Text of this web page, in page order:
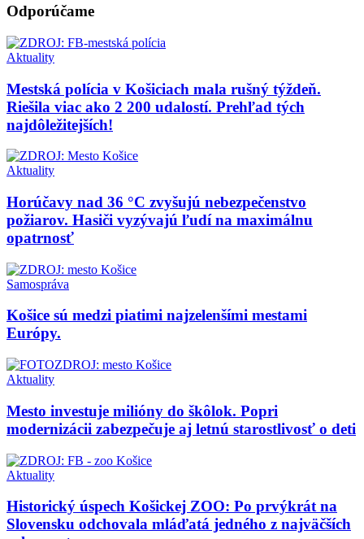
Odporúčame
Aktuality
Mestská polícia v Košiciach mala rušný týždeň.
Riešila viac ako 2 200 udalostí. Prehľad tých
najdôležitejších!
Aktuality
Horúčavy nad 36 °C zvyšujú nebezpečenstvo
požiarov. Hasiči vyzývajú ľudí na maximálnu
opatrnosť
Samospráva
Košice sú medzi piatimi najzelenšími mestami
Európy.
Aktuality
Mesto investuje milióny do škôlok. Popri
modernizácii zabezpečuje aj letnú starostlivosť o deti
Aktuality
Historický úspech Košickej ZOO: Po prvýkrát na
Slovensku odchovala mláďatá jedného z najväčších